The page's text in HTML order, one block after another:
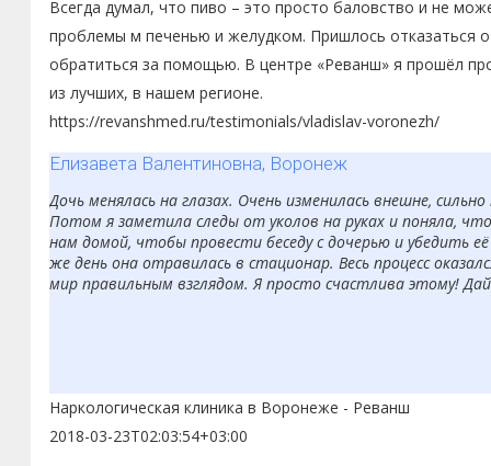
Всегда думал, что пиво – это просто баловство и не
проблемы м печенью и желудком. Пришлось отказаться
обратиться за помощью. В центре «Реванш» я прошёл
из лучших, в нашем регионе.
https://revanshmed.ru/testimonials/vladislav-voronezh/
Елизавета Валентиновна, Воронеж
Дочь менялась на глазах. Очень изменилась внешне,
Потом я заметила следы от уколов на руках и поняла,
нам домой, чтобы провести беседу с дочерью и убедить
же день она отравилась в стационар. Весь процесс
мир правильным взглядом. Я просто счастлива этому!
Наркологическая клиника в Воронеже - Реванш
2018-03-23T02:03:54+03:00